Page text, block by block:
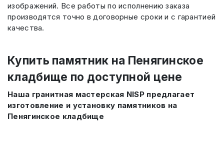
изображений. Все работы по исполнению заказа
производятся точно в договорные сроки и с гарантией
качества.
Купить памятник на Пенягинское
кладбище по доступной цене
Наша гранитная мастерская NISP предлагает
изготовление и установку памятников на
Пенягинское кладбище